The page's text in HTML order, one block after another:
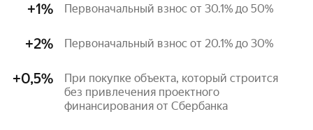
+1% Первоначальный взнос от 30.1% до 50%
+2% Первоначальный взнос от 20.1% до 30%
+0,5%
При покупке объекта, который строится
без привлечения проектного
финансирования от Сбербанка